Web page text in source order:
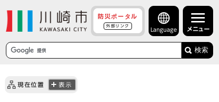
防災ポータル
外部リンク
Language メニュー
検索
現在位置 表示